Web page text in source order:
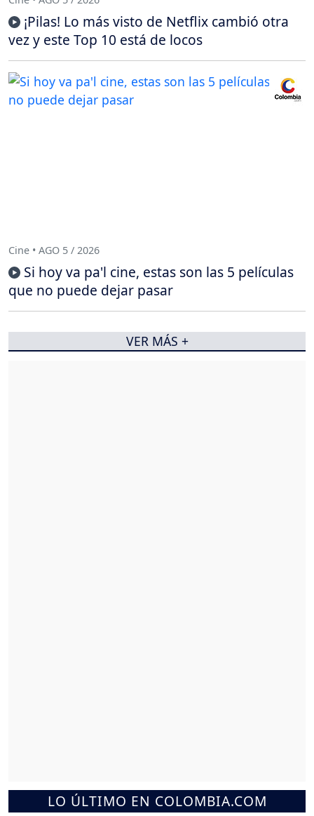
LO ÚLTIMO EN COLOMBIA.COM
¡Pilas! Lo más visto de Netflix cambió otra
vez y este Top 10 está de locos
Cine • AGO 5 / 2026
Si hoy va pa'l cine, estas son las 5 películas
que no puede dejar pasar
VER MÁS +